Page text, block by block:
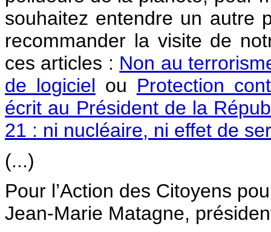
souhaitez entendre un autre
recommander la visite de
ces articles : Non au
de logiciel ou Protection
écrit au Président de la
21 : ni nucléaire, ni effet de
(...)
Pour l’Action des Citoyens
Jean-Marie Matagne,